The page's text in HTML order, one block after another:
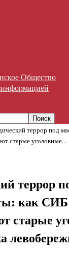
Общество
террор под
старые уголовные...
террор
как
старые